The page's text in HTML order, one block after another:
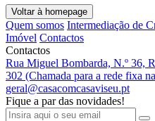
Voltar à homepage
Quem somos Intermediação de
Imóvel Contactos
Contactos
Rua Miguel Bombarda, N.º 36,
302 (Chamada para a rede fixa
geral@casacomcasaviseu.pt
Fique a par das novidades!